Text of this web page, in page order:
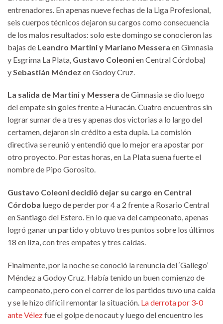
entrenadores. En apenas nueve fechas de la Liga Profesional,
seis cuerpos técnicos dejaron su cargos como consecuencia
de los malos resultados: solo este domingo se conocieron las
bajas de Leandro Martini y Mariano Messera en Gimnasia
y Esgrima La Plata, Gustavo Coleonien Central Córdoba)
y Sebastián Méndez en Godoy Cruz.
La salida de Martini y Messera de Gimnasia se dio luego
del empate sin goles frente a Huracán. Cuatro encuentros sin
lograr sumar de a tres y apenas dos victorias a lo largo del
certamen, dejaron sin crédito a esta dupla. La comisión
directiva se reunió y entendió que lo mejor era apostar por
otro proyecto. Por estas horas, en La Plata suena fuerte el
nombre de Pipo Gorosito.
Gustavo Coleoni decidió dejar su cargo en Central
Córdoba luego de perder por 4 a 2 frente a Rosario Central
en Santiago del Estero. En lo que va del campeonato, apenas
logró ganar un partido y obtuvo tres puntos sobre los últimos
18 en liza, con tres empates y tres caídas.
Finalmente, por la noche se conoció la renuncia del ‘Gallego’
Méndez a Godoy Cruz. Había tenido un buen comienzo de
campeonato, pero con el correr de los partidos tuvo una caída
y se le hizo difícil remontar la situación. La derrota por 3-0
ante Vélezfue el golpe de nocaut y luego del encuentro les